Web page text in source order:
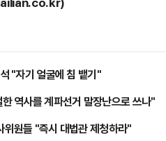
"자기 얼굴에 침 뱉기"
역사를 계파선거 말장난으로 쓰나"
원들 "즉시 대법관 제청하라"